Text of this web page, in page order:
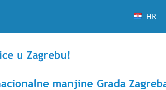
HR